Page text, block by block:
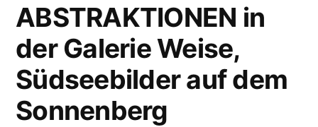
ABSTRAKTIONEN in
der Galerie Weise,
Südseebilder auf dem
Sonnenberg